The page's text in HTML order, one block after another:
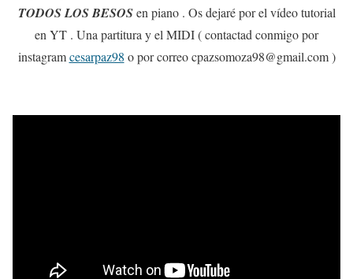
TODOS LOS BESOSen piano . Os dejaré por el vídeo tutorial
en YT . Una partitura y el MIDI ( contactad conmigo por
instagramcesarpaz98 o por correo cpazsomoza98@gmail.com )